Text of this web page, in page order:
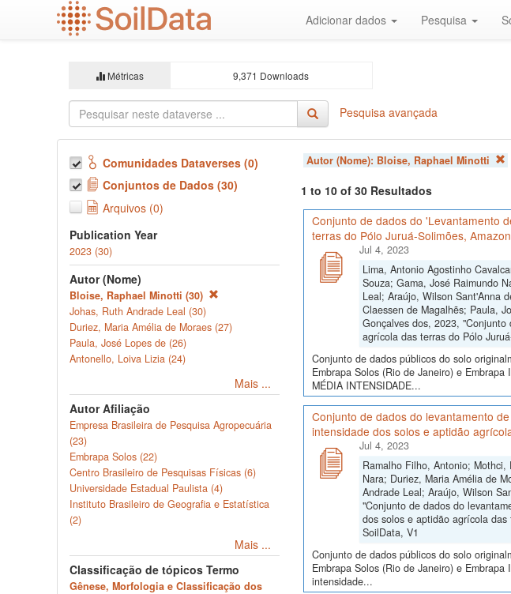
Adicionar dados Pesquisa
Métricas 9,371 Downloads
Pesquisa avançada
Comunidades Dataverses (0)
Conjuntos de Dados (30)
Arquivos (0)
Publication Year
2023 (30)
Autor (Nome)
Bloise, Raphael Minotti (30)
Johas, Ruth Andrade Leal (30)
Duriez, Maria Amélia de Moraes (27)
Paula, José Lopes de (26)
Antonello, Loiva Lizia (24)
Mais ...
Autor Afiliação
Empresa Brasileira de Pesquisa Agropecuária
(23)
Embrapa Solos (22)
Centro Brasileiro de Pesquisas Físicas (6)
Universidade Estadual Paulista (4)
Instituto Brasileiro de Geografia e Estatística
(2)
Mais ...
Classificação de tópicos Termo
Gênese, Morfologia e Classificação dos
Autor (Nome): Bloise, Raphael Minotti
1 to 10 of 30 Resultados
Conjunto de dados do 'Levantamento
terras do Pólo Juruá-Solimões,
Jul 4, 2023
Lima, Antonio Agostinho
Souza; Gama, José Raimundo
Leal; Araújo, Wilson Sant'Anna
Claessen de Magalhẽs; Paula,
Gonçalves dos, 2023,
agrícola das terras do Pólo
Conjunto de dados públicos do solo
Embrapa Solos (Rio de Janeiro) e
MÉDIA INTENSIDADE...
Conjunto de dados do levantamento
intensidade dos solos e aptidão
Jul 4, 2023
Ramalho Filho, Antonio;
Nara; Duriez, Maria Amélia de
Andrade Leal; Araújo, Wilson
"Conjunto de dados do
dos solos e aptidão agrícola
SoilData, V1
Conjunto de dados públicos do solo
Embrapa Solos (Rio de Janeiro) e
intensidade...